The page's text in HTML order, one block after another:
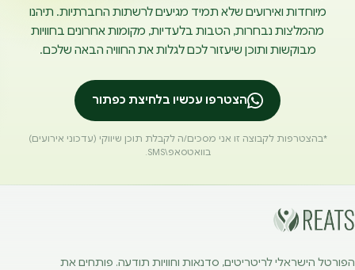
מיוחדות ואירועים שלא תמיד מגיעים לרשתות החברתיות. תיהנו
מהמלצות נבחרות, הטבות בלעדיות, מקומות אחרונים בחוויות
מבוקשות ותוכן שיעזור לכם לגלות את החוויה הבאה שלכם.
הצטרפו עכשיו בלחיצת כפתור
*בהצטרפות לקבוצה זו אני מסכים/ה לקבלת תוכן שיווקי (עדכוני אירועים)
בוואטסאפ\SMS.
הפורטל הישראלי לריטריטים, סדנאות וחוויות תודעה. פותחים את